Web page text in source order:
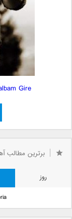
Gire
برترین مطالب
روز